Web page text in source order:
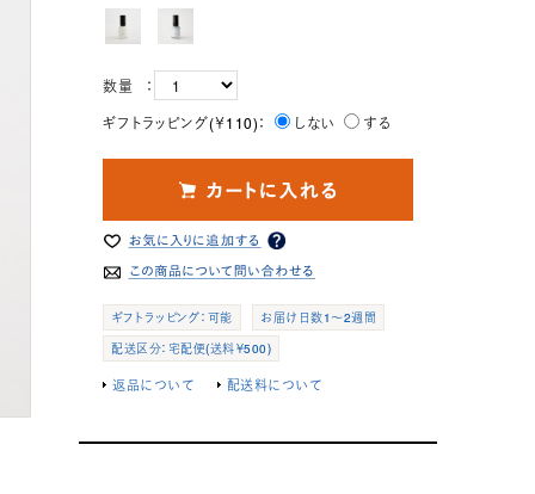
数量 ：
ギフトラッピング(￥110)：
しない する
ギフトラッピング：可能
お届け日数1～2週間
配送区分：宅配便(送料￥500)
返品について 配送料について